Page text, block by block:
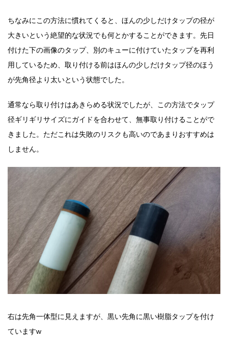
ちなみにこの方法に慣れてくると、ほんの少しだけタップの径が
大きいという絶望的な状況でも何とかすることができます。先日
付けた下の画像のタップ、別のキューに付けていたタップを再利
用しているため、 取り付ける前はほんの少しだけタップ径のほう
が先角径より太いという状態でした。
通常なら取り付けはあきらめる状況でしたが、この方法でタップ
径ギリギリサイズにガイドを合わせて、無事取り付けることがで
きました。ただこれは失敗のリスクも高いのであまりおすすめは
しません。
右は先角一体型に見えますが、黒い先角に黒い樹脂タップを付け
ていますw